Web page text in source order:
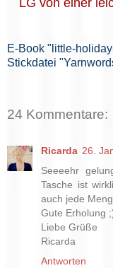
LG von einer
E-Book "little-
Stickdatei
24 Kommentare:
Ricarda 26.
Seeeehr
Tasche ist
auch jede
Gute Erholung
Liebe Grüße
Ricarda
Antworten